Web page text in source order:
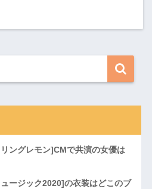
ングレモン]CMで共演の女優は
ージック2020]の衣装はどこのブ